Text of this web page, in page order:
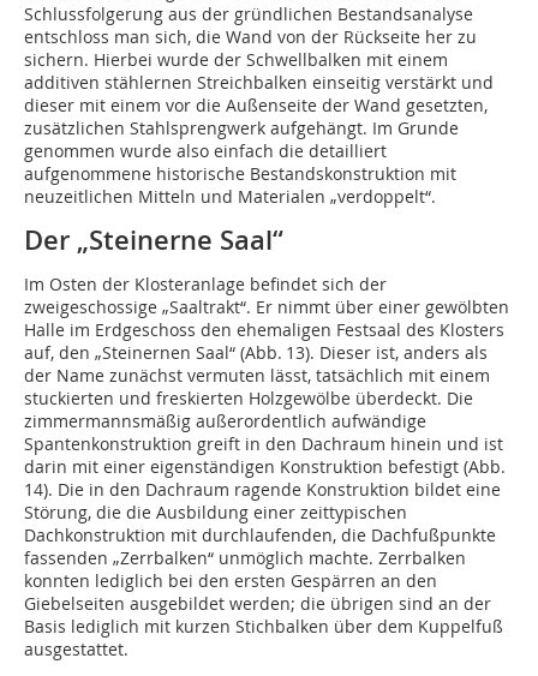
Schlussfolgerung aus der gründlichen Bestandsanalyse
entschloss man sich, die Wand von der Rückseite her zu
sichern. Hierbei wurde der Schwellbalken mit einem
additiven stählernen Streichbalken einseitig verstärkt und
dieser mit einem vor die Außenseite der Wand gesetzten,
zusätzlichen Stahlsprengwerk aufgehängt. Im Grunde
genommen wurde also einfach die detailliert
aufgenommene historische Bestandskonstruktion mit
neuzeitlichen Mitteln und Materialen „verdoppelt“.
Der „Steinerne Saal“
Im Osten der Klosteranlage befindet sich der
zweigeschossige „Saaltrakt“. Er nimmt über einer gewölbten
Halle im Erdgeschoss den ehemaligen Festsaal des Klosters
auf, den „Steinernen Saal“ (Abb. 13). Dieser ist, anders als
der Name zunächst vermuten lässt, tatsächlich mit einem
stuckierten und freskier­ten Holzgewölbe überdeckt. Die
zimmermannsmäßig außerordentlich aufwändige
Spantenkonstruktion greift in den Dachraum hinein und ist
darin mit einer eigenständigen Konstruktion befestigt (Abb.
14). Die in den Dachraum ragende Konstruktion bildet eine
Störung, die die Ausbildung einer zeittypischen
Dachkonstruktion mit durchlaufenden, die Dachfußpunkte
fassenden „Zerrbalken“ unmöglich machte. Zerrbalken
konnten lediglich bei den ersten Gespärren an den
Giebelseiten ausgebildet werden; die übrigen sind an der
Basis lediglich mit kurzen Stichbalken über dem Kuppelfuß
ausgestattet.